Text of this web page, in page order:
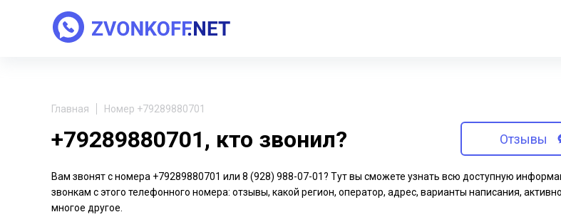
Главная Номер +79289880701
+79289880701, кто звонил? Отзывы
Вам звонят с номера +79289880701 или 8 (928) 988-07-01? Тут вы сможете узнать всю доступную
звонкам с этого телефонного номера: отзывы, какой регион, оператор, адрес, варианты написания,
многое другое.